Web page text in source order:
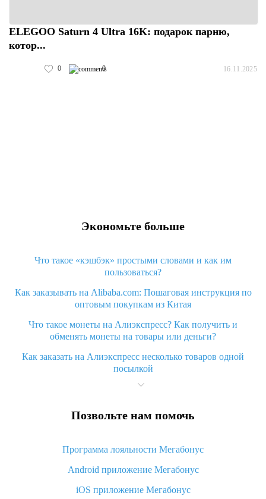
ELEGOO Saturn 4 Ultra 16K: подарок парню,
котор...
0 0 16.11.2025
Экономьте больше
Что такое «кэшбэк» простыми словами и как им
пользоваться?
Как заказывать на Alibaba.com: Пошаговая инструкция по
оптовым покупкам из Китая
Что такое монеты на Алиэкспресс? Как получить и
обменять монеты на товары или деньги?
Как заказать на Алиэкспресс несколько товаров одной
посылкой
Что значит статус «Заказ закрыт» на Алиэкспресс и что
Что делать, если Алиэкспресс просит ввести паспортные
Как узнать, куда пришла посылка с Алиэкспресс
Вы отменили заказ на Алиэкспресс, когда вернут деньги?
Что такое баллы на Алиэкспресс, как их получить и
Позвольте нам помочь
Программа лояльности Мегабонус
Android приложение Мегабонус
iOS приложение Мегабонус